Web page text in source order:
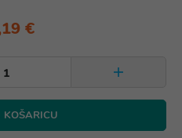
€
KOŠARICU